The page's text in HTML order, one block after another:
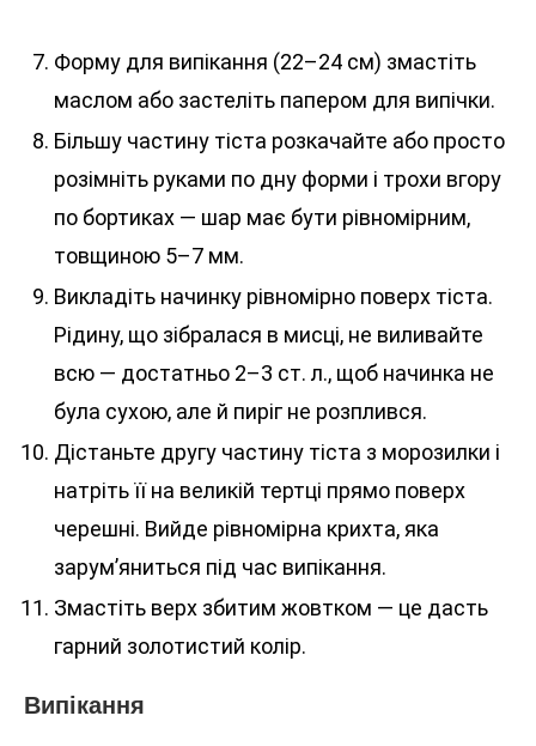
Форму для випікання (22–24 см) змастіть
маслом або застеліть папером для випічки.
Більшу частину тіста розкачайте або просто
розімніть руками по дну форми і трохи вгору
по бортиках — шар має бути рівномірним,
товщиною 5–7 мм.
Викладіть начинку рівномірно поверх тіста.
Рідину, що зібралася в мисці, не виливайте
всю — достатньо 2–3 ст. л., щоб начинка не
була сухою, але й пиріг не розплився.
Дістаньте другу частину тіста з морозилки і
натріть її на великій тертці прямо поверх
черешні. Вийде рівномірна крихта, яка
зарум’яниться під час випікання.
Змастіть верх збитим жовтком — це дасть
гарний золотистий колір.
Випікання